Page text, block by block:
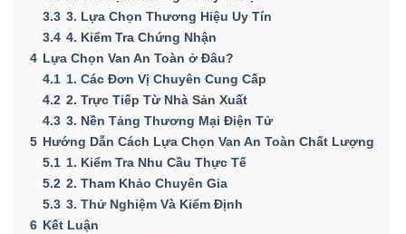
3.3 3. Lựa Chọn Thương Hiệu Uy Tín
3.4 4. Kiểm Tra Chứng Nhận
4 Lựa Chọn Van An Toàn ở Đâu?
4.1 1. Các Đơn Vị Chuyên Cung Cấp
4.2 2. Trực Tiếp Từ Nhà Sản Xuất
4.3 3. Nền Tảng Thương Mại Điện Tử
5 Hướng Dẫn Cách Lựa Chọn Van An Toàn Chất Lượng
5.1 1. Kiểm Tra Nhu Cầu Thực Tế
5.2 2. Tham Khảo Chuyên Gia
5.3 3. Thử Nghiệm Và Kiểm Định
6 Kết Luận